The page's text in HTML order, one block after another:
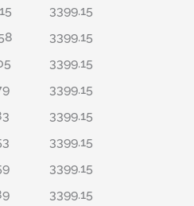
3399.15
3399.15
3399.15
3399.15
3399.15
3399.15
3399.15
3399.15